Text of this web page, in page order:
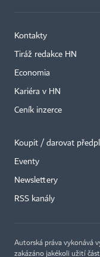
Kontakty
Tiráž redakce HN
Economia
Kariéra v HN
Ceník inzerce
Koupit / darovat
Eventy
Newslettery
RSS kanály
Autorská práva vykonává
zakázáno jakékoli užití